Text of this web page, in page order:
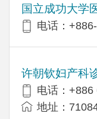
国立成功大学
电话：
许朝钦妇产科
电话：+886
地址：